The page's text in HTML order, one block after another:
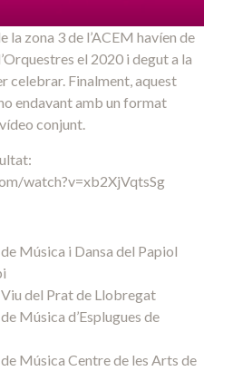
la zona 3 de l’ACEM havíen de
el 2020 i degut a la
celebrar. Finalment, aquest
endavant amb un format
conjunt.
watch?v=xb2XjVqtsSg
Música i Dansa del Papiol
Viu del Prat de Llobregat
Música d’Esplugues de
Música Centre de les Arts de